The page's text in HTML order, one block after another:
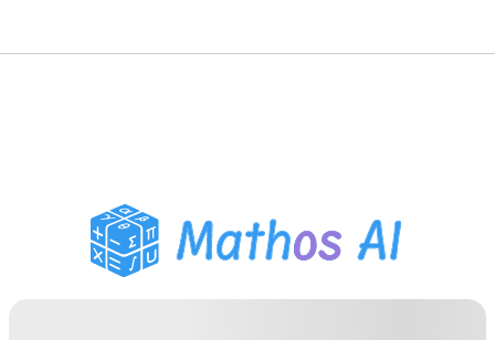
PDF Läxhjälp
Studieverktyg